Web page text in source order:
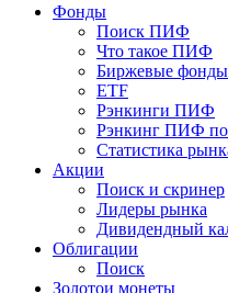
Фонды
Поиск ПИФ
Что такое ПИФ
Биржевые фонды
ETF
Рэнкинги ПИФ
Рэнкинг ПИФ по
Статистика
Акции
Поиск и скринер
Лидеры рынка
Дивидендный
Облигации
Поиск
Золотои монеты